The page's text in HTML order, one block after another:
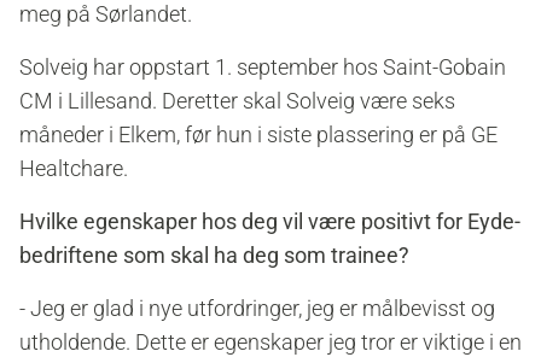
meg på Sørlandet.
Solveig har oppstart 1. september hos Saint-Gobain
CM i Lillesand. Deretter skal Solveig være seks
måneder i Elkem, før hun i siste plassering er på GE
Healtchare.
Hvilke egenskaper hos deg vil være positivt for Eyde-
bedriftene som skal ha deg som trainee?
- Jeg er glad i nye utfordringer, jeg er målbevisst og
utholdende. Dette er egenskaper jeg tror er viktige i en